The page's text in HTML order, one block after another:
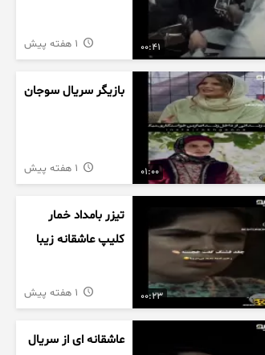
00:41
01:00
بازیگر سریال سوجان
00:23
تیزر بامداد خمار
کلیپ عاشقانه زیبا
عاشقانه ای از سریال